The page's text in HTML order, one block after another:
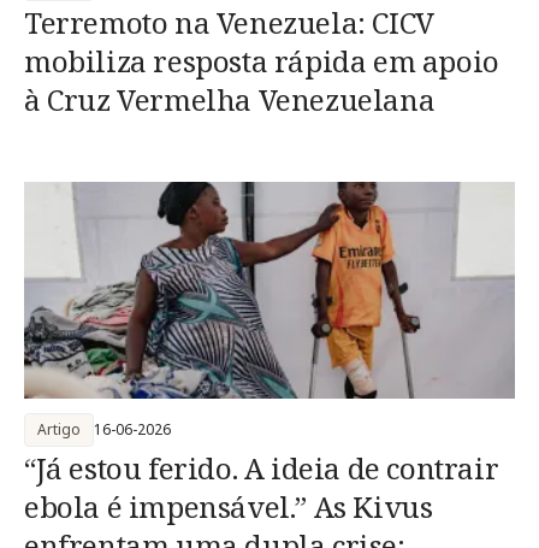
Terremoto na Venezuela: CICV
mobiliza resposta rápida em apoio
à Cruz Vermelha Venezuelana
“Já estou ferido. A ideia de contrair
ebola é impensável.” As Kivus
Artigo 16-06-2026